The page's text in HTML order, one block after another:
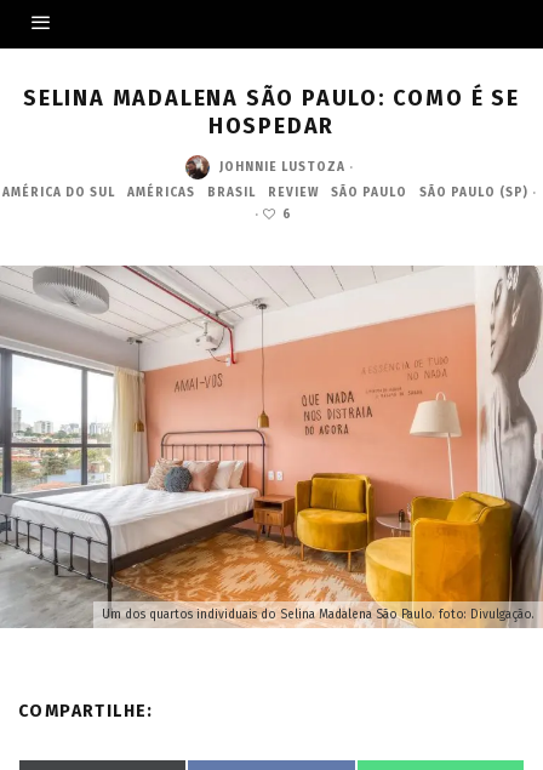
SELINA MADALENA SÃO PAULO: COMO É SE
HOSPEDAR
JOHNNIE LUSTOZA ·
AMÉRICA DO SUL
AMÉRICAS BRASIL REVIEW SÃO PAULO SÃO PAULO (SP) ·
·
6
Um dos quartos individuais do Selina Madalena São Paulo. foto: Divulgação.
COMPARTILHE: